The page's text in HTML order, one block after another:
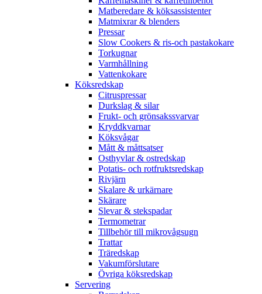
Matberedare & köksassistenter
Matmixrar & blenders
Pressar
Slow Cookers & ris-och pastakokare
Torkugnar
Varmhållning
Vattenkokare
Köksredskap
Citruspressar
Durkslag & silar
Frukt- och grönsakssvarvar
Kryddkvarnar
Köksvågar
Mått & måttsatser
Osthyvlar & ostredskap
Potatis- och rotfruktsredskap
Rivjärn
Skalare & urkärnare
Skärare
Slevar & stekspadar
Termometrar
Tillbehör till mikrovågsugn
Trattar
Träredskap
Vakumförslutare
Övriga köksredskap
Servering